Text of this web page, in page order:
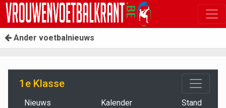
Ander voetbalnieuws
1e Klasse
Nieuws Kalender Stand